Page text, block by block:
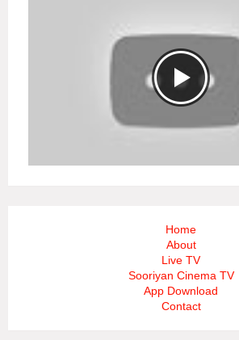
Home
About
Live TV
Sooriyan Cinema TV
App Download
Contact